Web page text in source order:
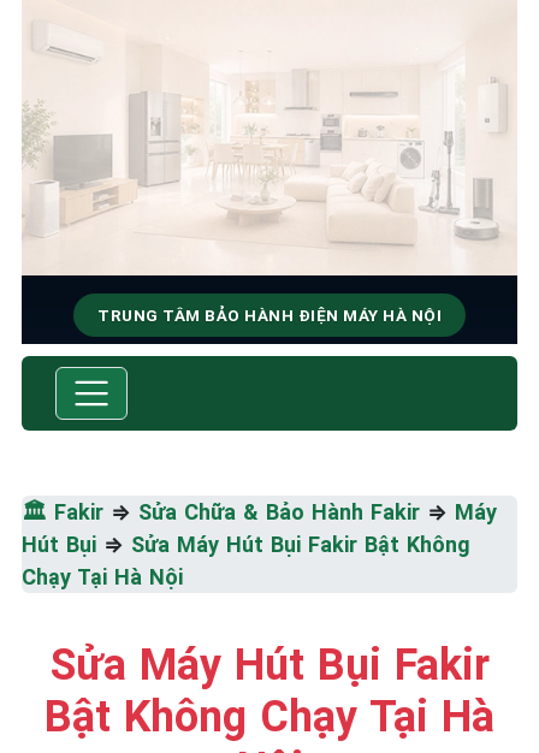
TRUNG TÂM BẢO HÀNH ĐIỆN MÁY HÀ NỘI
SỬA CHỮA & BẢO HÀNH FAKIR
Tốc Độ Tối Đa • Chất Lượng Tối Ưu • Chi Phí Tối
☎️ 09.86.85.89.22
🏛️ Fakir ⇒ Sửa Chữa & Bảo Hành Fakir ⇒ Máy
Hút Bụi ⇒ Sửa Máy Hút Bụi Fakir Bật Không
Chạy Tại Hà Nội
Sửa Máy Hút Bụi Fakir
Bật Không Chạy Tại Hà